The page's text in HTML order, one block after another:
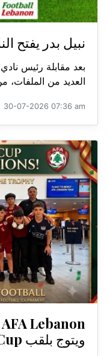
نبيل بدر يفتح
بعد مقابلة رئيس نادي
العديد من الملفات، من
30-07-2026 07:36 am
ويتوج بلقب Dana Cup العالمية